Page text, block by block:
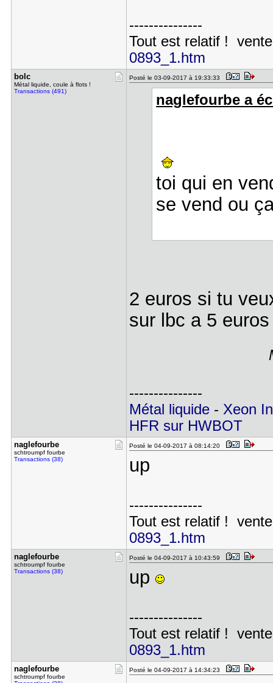
---------------
Tout est relatif !
0893_1.htm
bolc
Métal liquide, coule à flots !
Transactions (491)
Posté le 03-09-2017 à 19:33:33
naglefourbe a
toi qui en
se vend ou
2 euros si tu
sur lbc a 5
---------------
Métal liquide- Xeon
HFR sur HWBOT
naglefourb​e
schtroumpf fourbe
Transactions (38)
Posté le 04-09-2017 à 08:14:20
up
---------------
Tout est relatif !
0893_1.htm
naglefourb​e
schtroumpf fourbe
Transactions (38)
Posté le 04-09-2017 à 10:43:59
up
---------------
Tout est relatif !
0893_1.htm
naglefourb​e
schtroumpf fourbe
Posté le 04-09-2017 à 14:34:23